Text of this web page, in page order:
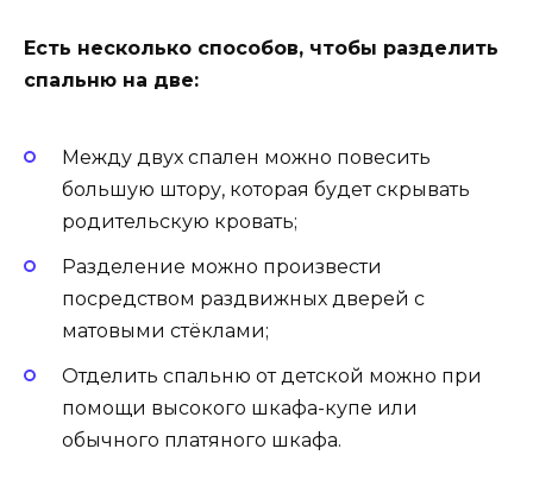
Есть несколько способов, чтобы разделить
спальню на две:
Между двух спален можно повесить
большую штору, которая будет скрывать
родительскую кровать;
Разделение можно произвести
посредством раздвижных дверей с
матовыми стёклами;
Отделить спальню от детской можно при
помощи высокого шкафа-купе или
обычного платяного шкафа.